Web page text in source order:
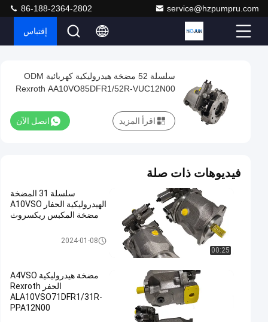
service@hzpumpru.com
86-188-2364-2802
إقتباس
Video
مضخة
هيدروليكية
Rexroth
AA10VO85DFR1/52R-
VUC12N00
مضخة
هيدروليكية
2025-
01-13
729
الرؤى
اتصل الآن
سلسلة 52 مضخة هيدروليكية كهربائية ODM
Rexroth AA10VO85DFR1/52R-VUC12N00
اتصل الآن اقرأ المزيد
فيديوهات ذات صلة
00:25
سلسلة 31 المضخة
الهيدروليكية الحفار A10VSO
مضخة المكبس ريكسروث
مضخة هيدروليكية حفارة2024-01-08
مضخة هيدروليكية A4VSO
الحفر Rexroth
ALA10VSO71DFR1/31R-
PPA12N00